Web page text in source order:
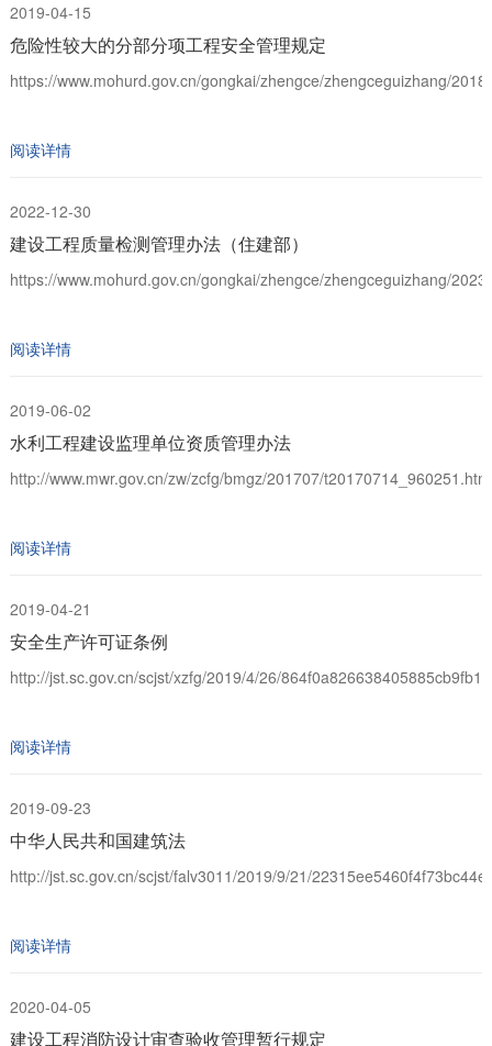
2019-04-15
危险性较大的分部分项工程安全管理规定
https://www.mohurd.gov.cn/gongkai/zhengce/zhengceguizhang/
阅读详情
2022-12-30
建设工程质量检测管理办法（住建部）
https://www.mohurd.gov.cn/gongkai/zhengce/zhengceguizhang/
阅读详情
2019-06-02
水利工程建设监理单位资质管理办法
http://www.mwr.gov.cn/zw/zcfg/bmgz/201707/
阅读详情
2019-04-21
安全生产许可证条例
http://jst.sc.gov.cn/scjst/xzfg/2019/4/26/
阅读详情
2019-09-23
中华人民共和国建筑法
http://jst.sc.gov.cn/scjst/falv3011/2019/9/21/
阅读详情
2020-04-05
建设工程消防设计审查验收管理暂行规定